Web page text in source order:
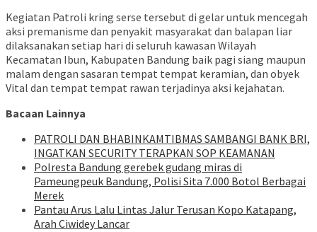
Kegiatan Patroli kring serse tersebut di gelar untuk mencegah
aksi premanisme dan penyakit masyarakat dan balapan liar
dilaksanakan setiap hari di seluruh kawasan Wilayah
Kecamatan Ibun, Kabupaten Bandung baik pagi siang maupun
malam dengan sasaran tempat tempat keramian, dan obyek
Vital dan tempat tempat rawan terjadinya aksi kejahatan.
Bacaan Lainnya
‎PATROLI DAN BHABINKAMTIBMAS SAMBANGI BANK BRI,
INGATKAN SECURITY TERAPKAN SOP KEAMANAN
Polresta Bandung gerebek gudang miras di
Pameungpeuk Bandung, Polisi Sita 7.000 Botol Berbagai
Merek
Pantau Arus Lalu Lintas Jalur Terusan Kopo Katapang,
Arah Ciwidey Lancar